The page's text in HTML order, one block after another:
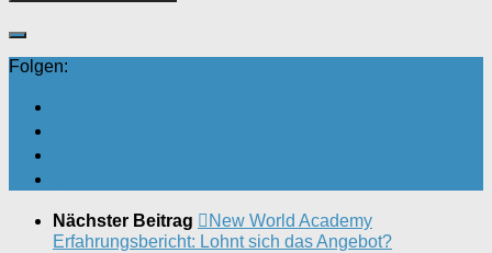
Folgen:
Nächster Beitrag
New World Academy
Erfahrungsbericht: Lohnt sich das Angebot?